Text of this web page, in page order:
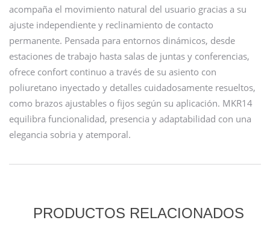
acompaña el movimiento natural del usuario gracias a su
ajuste independiente y reclinamiento de contacto
permanente. Pensada para entornos dinámicos, desde
estaciones de trabajo hasta salas de juntas y conferencias,
ofrece confort continuo a través de su asiento con
poliuretano inyectado y detalles cuidadosamente resueltos,
como brazos ajustables o fijos según su aplicación. MKR14
equilibra funcionalidad, presencia y adaptabilidad con una
elegancia sobria y atemporal.
PRODUCTOS RELACIONADOS